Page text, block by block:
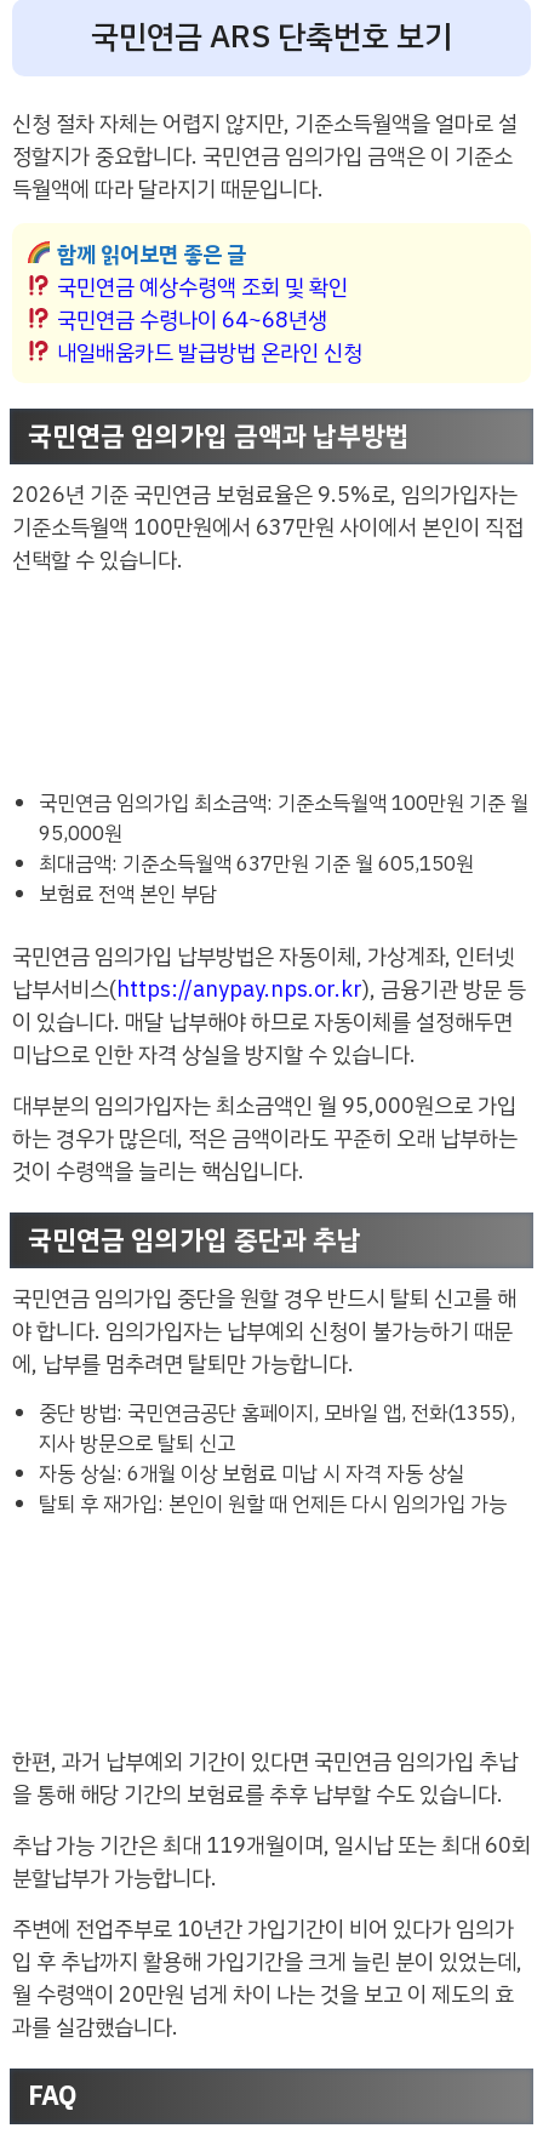
국민연금 ARS 단축번호 보기
신청 절차 자체는 어렵지 않지만, 기준소득월액을 얼마로 설
정할지가 중요합니다. 국민연금 임의가입 금액은 이 기준소
득월액에 따라 달라지기 때문입니다.
함께 읽어보면 좋은 글
국민연금 예상수령액 조회 및 확인
국민연금 수령나이 64~68년생
내일배움카드 발급방법 온라인 신청
국민연금 임의가입 금액과 납부방법
2026년 기준 국민연금 보험료율은 9.5%로, 임의가입자는
기준소득월액 100만원에서 637만원 사이에서 본인이 직접
선택할 수 있습니다.
국민연금 임의가입 최소금액: 기준소득월액 100만원 기준 월
95,000원
최대금액: 기준소득월액 637만원 기준 월 605,150원
보험료 전액 본인 부담
국민연금 임의가입 납부방법은 자동이체, 가상계좌, 인터넷
납부서비스(https://anypay.nps.or.kr), 금융기관 방문 등
이 있습니다. 매달 납부해야 하므로 자동이체를 설정해두면
미납으로 인한 자격 상실을 방지할 수 있습니다.
대부분의 임의가입자는 최소금액인 월 95,000원으로 가입
하는 경우가 많은데, 적은 금액이라도 꾸준히 오래 납부하는
것이 수령액을 늘리는 핵심입니다.
국민연금 임의가입 중단과 추납
국민연금 임의가입 중단을 원할 경우 반드시 탈퇴 신고를 해
야 합니다. 임의가입자는 납부예외 신청이 불가능하기 때문
에, 납부를 멈추려면 탈퇴만 가능합니다.
중단 방법: 국민연금공단 홈페이지, 모바일 앱, 전화(1355),
지사 방문으로 탈퇴 신고
자동 상실: 6개월 이상 보험료 미납 시 자격 자동 상실
탈퇴 후 재가입: 본인이 원할 때 언제든 다시 임의가입 가능
한편, 과거 납부예외 기간이 있다면 국민연금 임의가입 추납
을 통해 해당 기간의 보험료를 추후 납부할 수도 있습니다.
추납 가능 기간은 최대 119개월이며, 일시납 또는 최대 60회
분할납부가 가능합니다.
주변에 전업주부로 10년간 가입기간이 비어 있다가 임의가
입 후 추납까지 활용해 가입기간을 크게 늘린 분이 있었는데,
월 수령액이 20만원 넘게 차이 나는 것을 보고 이 제도의 효
과를 실감했습니다.
FAQ